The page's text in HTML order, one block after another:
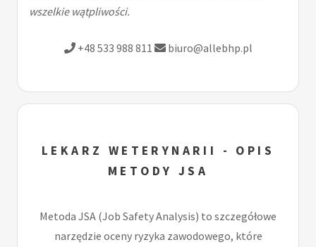
wszelkie wątpliwości.
+48 533 988 811 biuro@allebhp.pl
LEKARZ WETERYNARII - OPIS
METODY JSA
Metoda JSA (Job Safety Analysis) to szczegółowe
narzędzie oceny ryzyka zawodowego, które